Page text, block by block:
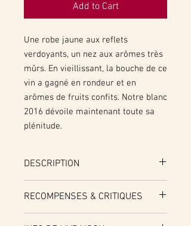
Add to Cart
Une robe jaune aux reflets
verdoyants, un nez aux arômes très
mûrs. En vieillissant, la bouche de ce
vin a gagné en rondeur et en
arômes de fruits confits. Notre blanc
2016 dévoile maintenant toute sa
plénitude.
DESCRIPTION
Potentiel de garde: à boire maintenant
ou jusqu'en 2024
RECOMPENSES & CRITIQUES